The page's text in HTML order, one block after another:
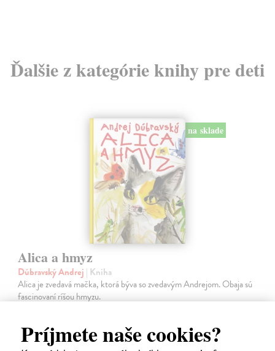
Príjmete naše cookies?
Ďalšie z kategórie knihy pre deti
na sklade
Alica a hmyz
Dúbravský Andrej | Kniha
Alica je zvedavá mačka, ktorá býva so zvedavým Andrejom. Obaja sú
fascinovaní ríšou hmyzu.
28,03 €